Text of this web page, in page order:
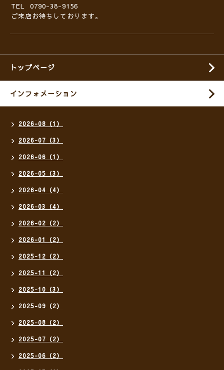
TEL 0790-38-9156
ご来店お待ちしております。
トップページ
インフォメーション
2026-08（1）
2026-07（3）
2026-06（1）
2026-05（3）
2026-04（4）
2026-03（4）
2026-02（2）
2026-01（2）
2025-12（2）
2025-11（2）
2025-10（3）
2025-09（2）
2025-08（2）
2025-07（2）
2025-06（2）